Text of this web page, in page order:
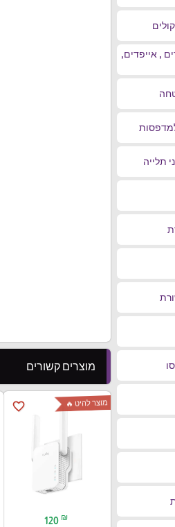
, אייפדים,
למדפסות
תלייה
מוצרים קשורים
favorite_border מוצר להיט 🔥
120 ₪